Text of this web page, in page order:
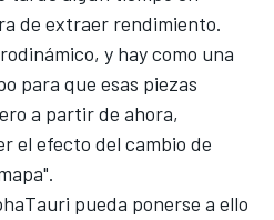
de extraer rendimiento.
y hay como una
para que esas piezas
a partir de ahora,
el efecto del cambio de
pueda ponerse a ello